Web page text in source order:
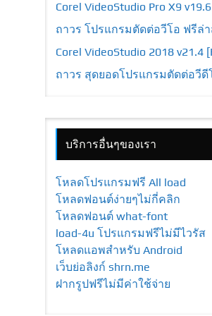
Corel VideoStudio Pro X9
ถาวร โปรแกรมตัดต่อวีโอ ฟรีล่
Corel VideoStudio 2018 v21.4
ถาวร สุดยอดโปรแกรมตัดต่อวีดี
บริการอื่นๆของเรา
โหลดโปรแกรมฟรี All load
โหลดฟอนต์ง่ายๆไม่กี่คลิก
โหลดฟอนต์ what-font
load-4u โปรแกรมฟรีไม่มีไวรัส
โหลดแอพสำหรับ Android
เว็บย่อลิงก์ shrn.me
ฝากรูปฟรีไม่มีค่าใช้จ่าย